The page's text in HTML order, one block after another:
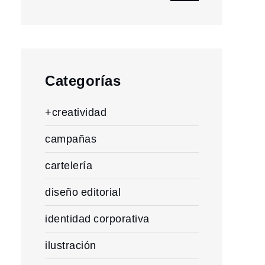
Categorías
+creatividad
campañas
cartelería
diseño editorial
identidad corporativa
ilustración